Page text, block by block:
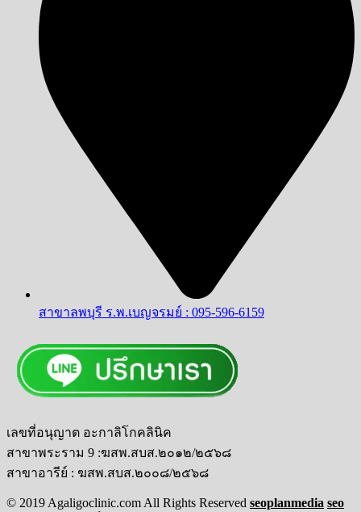
สาขาลพบุรี ร.พ.เบญจรมย์ : 095-596-6159
เลขที่อนุญาต อะกาลิโกคลินิค
สาขาพระราม 9 :ฆสพ.สบส.๒๐๑๒/๒๕๖๘
สาขาอารีย์ : ฆสพ.สบส.๒๐๐๘/๒๕๖๘
© 2019 Agaligoclinic.com All Rights Reserved seoplanmedia seo